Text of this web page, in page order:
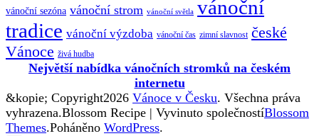
vánoční sezóna vánoční strom vánoční světla vánoční
tradice vánoční výzdoba vánoční čas zimní slavnost české
Vánoce živá hudba
Největší nabídka vánočních stromků na českém
internetu
&kopie; Copyright2026 Vánoce v Česku. Všechna práva
vyhrazena.Blossom Recipe | Vyvinuto společnostíBlossom
Themes.Poháněno WordPress.